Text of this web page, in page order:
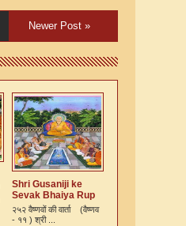
Newer Post »
Shri Gusaniji ke
Sevak Bhaiya Rup
Murari Kshatriya Ki
Varta
२५२ वैष्णवों की वार्ता (वैष्णव
- ११ ) श्री ...